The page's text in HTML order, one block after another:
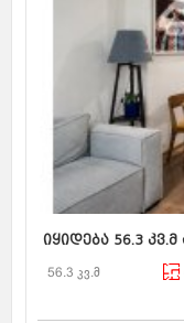
იყიდება 56.3
56.3 კვ.მ